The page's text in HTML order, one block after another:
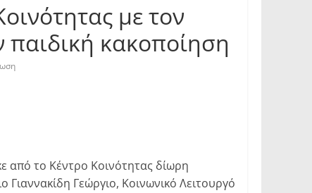
με τον
κακοποίηση
από το Κέντρο Κοινότητας δίωρη
Γεώργιο, Κοινωνικό Λειτουργό